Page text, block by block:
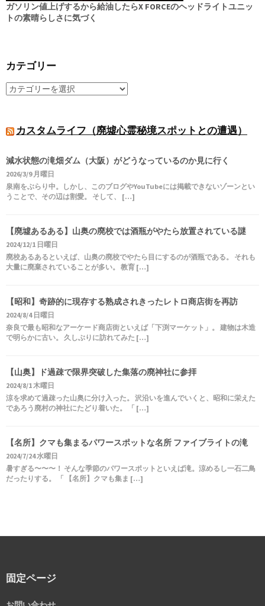
ガソリン値上げするから給油したらX FORCEのヘッドライトユニッ
トの素晴らしさに気づく
カテゴリー
カスタムライフ（廃墟心霊秘境スポットとの遭遇）
減水状態の滝畑ダム（大阪）がどうなっているのか見に行く
2026/3/9 月曜日
泉南をぶらり中。しかし、このブログやYouTubeには掲載できないゾーンとい
うことで、その辺は割愛。 そして、 […]
【廃墟あるある】山奥の廃校では酒瓶がやたら放置されている謎
2024/12/1 日曜日
廃校あるあるといえば、山奥の廃校でやたら目にするのが酒瓶である。 それも
大量に廃棄されていることが多い。 教育 […]
【昭和】奇跡的に現存する熟成されきったレトロ商店街を再訪
2024/8/4 日曜日
奈良で最も昭和なアーケード商店街といえば「下渕マーケット」。 建物は木造
で明らかに古い。 久しぶりに訪れてみた […]
【山奥】ド過疎で限界突破した集落の廃神社に参拝
2024/8/1 木曜日
涼を求めて過疎った山奥に分け入った。 沢沿いを進んでいくと、昭和に栄えた
であろう廃村の神社にたどり着いた。 「 […]
【名所】クマも集まるパワースポットな名所 ファイブライトの滝
2024/7/24 水曜日
暑すぎる〜〜〜！ そんな季節のパワースポットといえば滝。涼めるし一石二鳥
だったりする。 「 【名所】クマも集ま […]
固定ページ